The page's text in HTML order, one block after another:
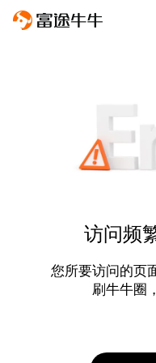
访问频
您所要访问的页
刷牛牛圈